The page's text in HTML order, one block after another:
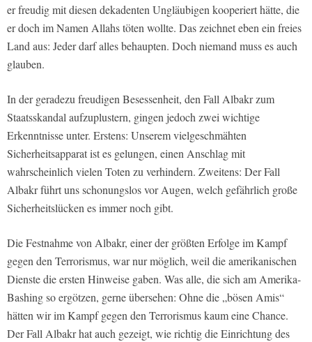
er freudig mit diesen dekadenten Ungläubigen kooperiert hätte, die
er doch im Namen Allahs töten wollte. Das zeichnet eben ein freies
Land aus: Jeder darf alles behaupten. Doch niemand muss es auch
glauben.
In der geradezu freudigen Besessenheit, den Fall Albakr zum
Staatsskandal aufzuplustern, gingen jedoch zwei wichtige
Erkenntnisse unter. Erstens: Unserem vielgeschmähten
Sicherheitsapparat ist es gelungen, einen Anschlag mit
wahrscheinlich vielen Toten zu verhindern. Zweitens: Der Fall
Albakr führt uns schonungslos vor Augen, welch gefährlich große
Sicherheitslücken es immer noch gibt.
Die Festnahme von Albakr, einer der größten Erfolge im Kampf
gegen den Terrorismus, war nur möglich, weil die amerikanischen
Dienste die ersten Hinweise gaben. Was alle, die sich am Amerika-
Bashing so ergötzen, gerne übersehen: Ohne die „bösen Amis“
hätten wir im Kampf gegen den Terrorismus kaum eine Chance.
Der Fall Albakr hat auch gezeigt, wie richtig die Einrichtung des